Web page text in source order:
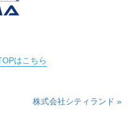
はこちら
株式会社シティランド »